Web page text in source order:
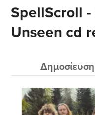
SpellScroll -
Unseen cd